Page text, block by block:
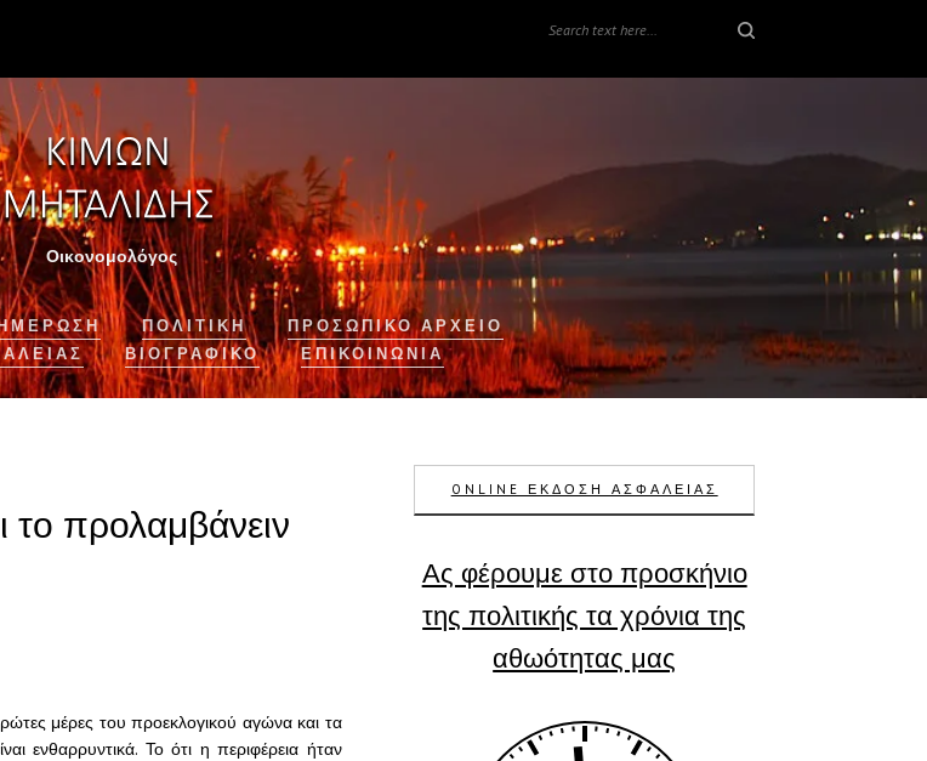
Οικονομολόγος
ΠΟΛΙΤΙΚΗ
ΠΡΟΣΩΠΙΚΟ ΑΡΧΕΙΟ
ΒΙΟΓΡΑΦΙΚΌ ΕΠΙΚΟΙΝΩΝΊΑ
το προλαμβάνειν
μέρες του προεκλογικού αγώνα και τα
ενθαρρυντικά. Το ότι η περιφέρεια ήταν
ONLINE ΕΚΔΟΣΗ ΑΣΦΑΛΕΙΑΣ
Ας φέρουμε στο προσκήνιο
της πολιτικής τα χρόνια της
αθωότητας μας